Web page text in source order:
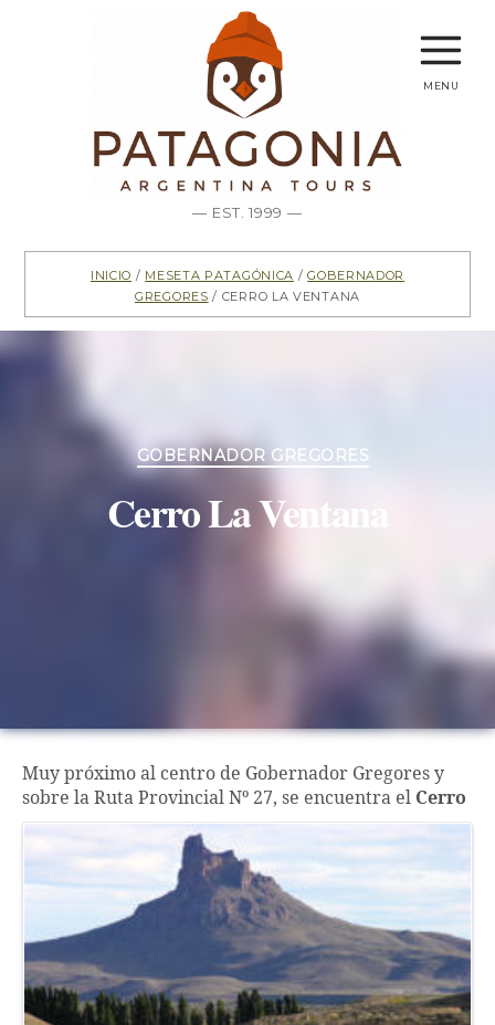
— EST. 1999 —
menu
Inicio / Meseta Patagónica /Gobernador
Gregores / Cerro La Ventana
Categorías
GOBERNADOR GREGORES
Cerro La Ventana
Muy próximo al centro de Gobernador Gregores y
sobre la Ruta Provincial Nº 27, se encuentra el Cerro